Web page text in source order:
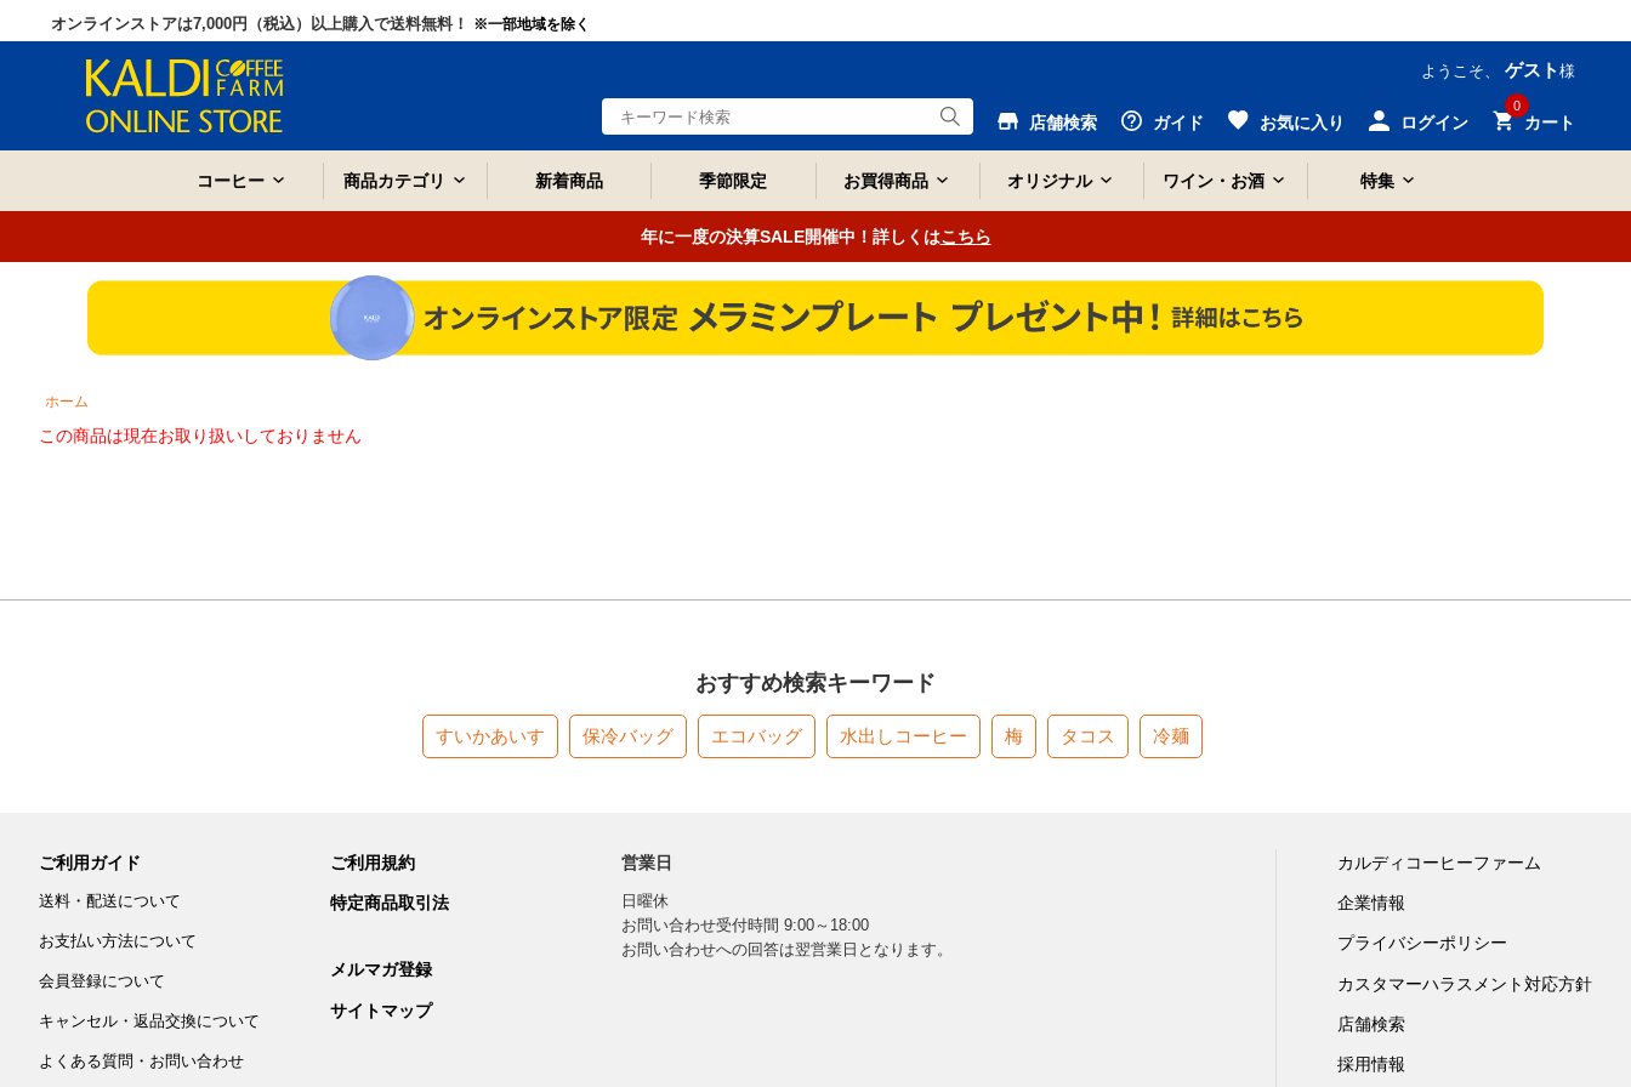
オンラインストアは7,000円（税込）以上購入で送料無料！ ※一部地域を除く
ようこそ、 ゲスト 様
店舗検索 ガイド お気に入り ログイン
0
カート
コーヒー 商品カテゴリ 新着商品 季節限定 お買得商品 オリジナル ワイン・お酒 特集
年に一度の決算SALE開催中！詳しくはこちら
ホーム
この商品は現在お取り扱いしておりません
おすすめ検索キーワード
すいかあいす 保冷バッグ エコバッグ 水出しコーヒー 梅 タコス 冷麺
ご利用ガイド
送料・配送について
お支払い方法について
会員登録について
キャンセル・返品交換について
よくある質問・お問い合わせ
ご利用規約
特定商品取引法
メルマガ登録
サイトマップ
営業日
日曜休
お問い合わせ受付時間 9:00～18:00
お問い合わせへの回答は翌営業日となります。
カルディコーヒーファーム
企業情報
プライバシーポリシー
カスタマーハラスメント対応方針
店舗検索
採用情報